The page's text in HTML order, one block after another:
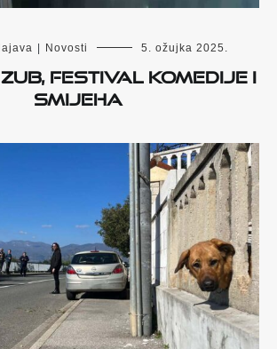
Novosti 5. ožujka 2025.
zub, festival komedije i
smijeha